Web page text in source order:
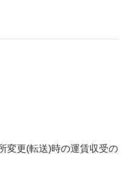
変更(転送)時の運賃収受の